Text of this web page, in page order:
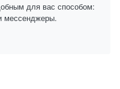
для вас способом:
мессенджеры.